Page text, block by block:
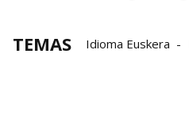
TEMAS Idioma Euskera